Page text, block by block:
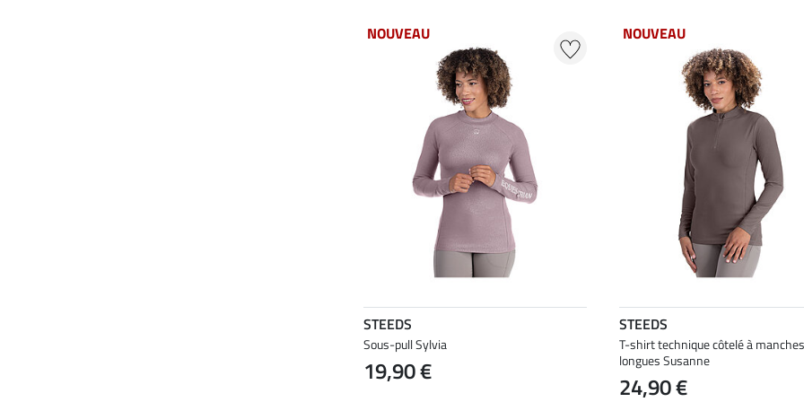
NOUVEAU
STEEDS
Sous-pull Sylvia
19,90 €
NOUVEAU
STEEDS
T-shirt technique côtelé à manches
longues Susanne
24,90 €